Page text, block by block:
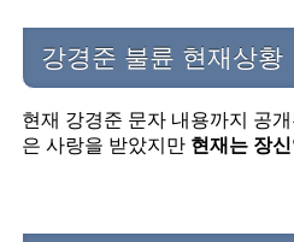
강경준 불륜 현재상황
현재 강경준 문자 내용까지 공
은 사랑을 받았지만 현재는 장